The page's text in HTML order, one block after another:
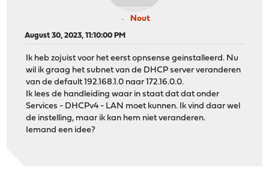
Nout
August 30, 2023, 11:10:00 PM
Ik heb zojuist voor het eerst opnsense geinstalleerd. Nu
wil ik graag het subnet van de DHCP server veranderen
van de default 192.168.1.0 naar 172.16.0.0.
Ik lees de handleiding waar in staat dat dat onder
Services - DHCPv4 - LAN moet kunnen. Ik vind daar wel
de instelling, maar ik kan hem niet veranderen.
Iemand een idee?